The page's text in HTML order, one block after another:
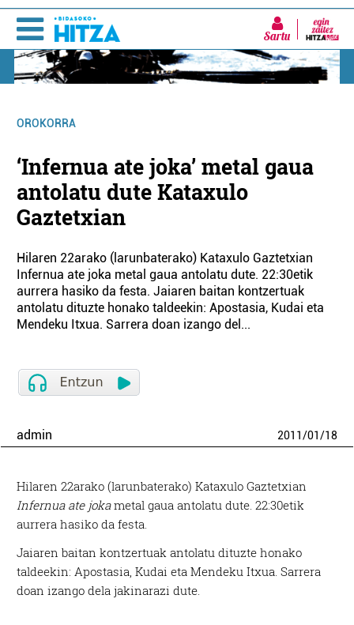
Sartu
OROKORRA
‘Infernua ate joka’ metal gaua
antolatu dute Kataxulo
Gaztetxian
Hilaren 22arako (larunbaterako) Kataxulo Gaztetxian
Infernua ate joka metal gaua antolatu dute. 22:30etik
aurrera hasiko da festa. Jaiaren baitan kontzertuak
antolatu dituzte honako taldeekin: Apostasia, Kudai eta
Mendeku Itxua. Sarrera doan izango del...
admin 2011/01/18
Hilaren 22arako (larunbaterako) Kataxulo Gaztetxian
Infernua ate jokametal gaua antolatu dute. 22:30etik
aurrera hasiko da festa.
Jaiaren baitan kontzertuak antolatu dituzte honako
taldeekin: Apostasia, Kudai eta Mendeku Itxua. Sarrera
doan izango dela jakinarazi dute.